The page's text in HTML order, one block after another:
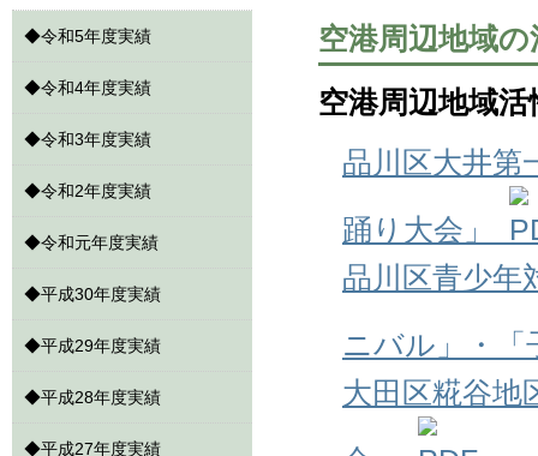
◆令和5年度実績
◆令和4年度実績
◆令和3年度実績
◆令和2年度実績
◆令和元年度実績
◆平成30年度実績
◆平成29年度実績
◆平成28年度実績
◆平成27年度実績
空港周辺地域
空港周辺地域
品川区大井第
踊り大会」
品川区青少年
ニバル」・
大田区糀谷地